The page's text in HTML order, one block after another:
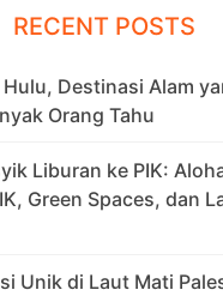
RECENT POSTS
Destinasi Alam
Orang Tahu
Liburan ke PIK:
Green Spaces, dan
Unik di Laut Mati